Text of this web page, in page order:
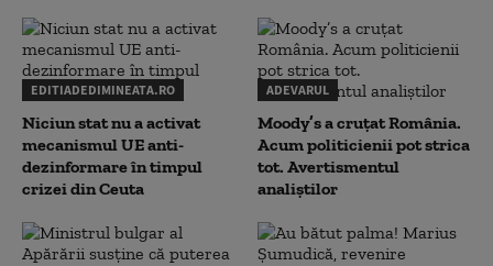
EDITIADEDIMINEATA.RO
Niciun stat nu a activat
mecanismul UE anti-
dezinformare în timpul
crizei din Ceuta
ADEVARUL
Moody’s a cruțat România.
Acum politicienii pot strica
tot. Avertismentul
analiștilor